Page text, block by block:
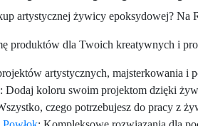
artystycznej żywicy epoksydowej?
produktów dla Twoich kreatywnych i
artystycznych, majsterkowania i
: Dodaj koloru swoim projektom dzięki
czego potrzebujesz do pracy z